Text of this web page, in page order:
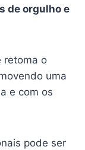
de orgulho e
retoma o
uma
e com os
pode ser